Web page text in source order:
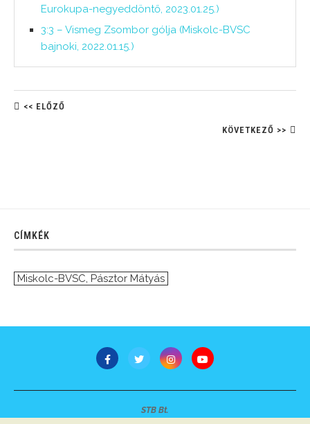
Eurokupa-negyeddöntő, 2023.01.25.)
3:3 – Vismeg Zsombor gólja (Miskolc-BVSC
bajnoki, 2022.01.15.)
<< ELŐZŐ
KÖVETKEZŐ >>
CÍMKÉK
Miskolc-BVSC, Pásztor Mátyás
STB Bt.